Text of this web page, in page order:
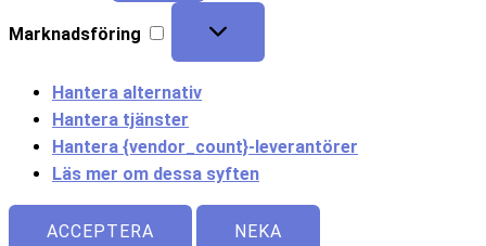
Marknadsföring
Hantera alternativ
Hantera tjänster
Hantera {vendor_count}-leverantörer
Läs mer om dessa syften
ACCEPTERA NEKA